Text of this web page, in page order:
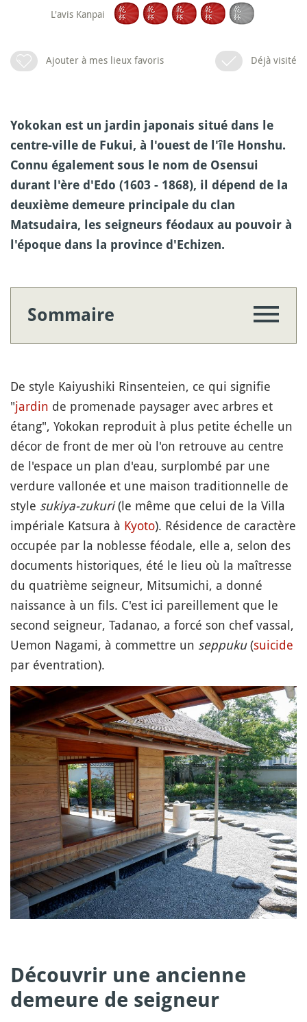
L'avis Kanpai
Ajouter à mes lieux favoris Déjà visité
Yokokan est un jardin japonais situé dans le
centre-ville de Fukui, à l'ouest de l'île Honshu.
Connu également sous le nom de Osensui
durant l'ère d'Edo (1603 - 1868), il dépend de la
deuxième demeure principale du clan
Matsudaira, les seigneurs féodaux au pouvoir à
l'époque dans la province d'Echizen.
Sommaire
De style Kaiyushiki Rinsenteien, ce qui signifie
"jardin de promenade paysager avec arbres et
étang", Yokokan reproduit à plus petite échelle un
décor de front de mer où l'on retrouve au centre
de l'espace un plan d'eau, surplombé par une
verdure vallonée et une maison traditionnelle de
style sukiya-zukuri(le même que celui de la Villa
impériale Katsura à Kyoto). Résidence de caractère
occupée par la noblesse féodale, elle a, selon des
documents historiques, été le lieu où la maîtresse
du quatrième seigneur, Mitsumichi, a donné
naissance à un fils. C'est ici pareillement que le
second seigneur, Tadanao, a forcé son chef vassal,
Uemon Nagami, à commettre un seppuku(suicide
par éventration).
Découvrir une ancienne
demeure de seigneur